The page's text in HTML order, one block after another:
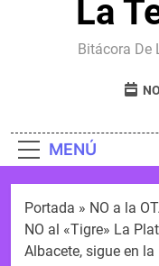
La
Bitácora De
MENÚ
Portada » NO a la
NO al «Tigre» La
Albacete, sigue en la